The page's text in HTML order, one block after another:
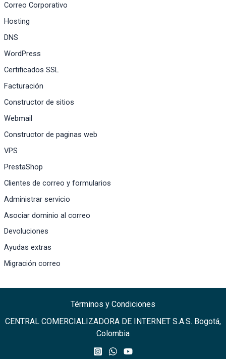
Correo Corporativo
Hosting
DNS
WordPress
Certificados SSL
Facturación
Constructor de sitios
Webmail
Constructor de paginas web
VPS
PrestaShop
Clientes de correo y formularios
Administrar servicio
Asociar dominio al correo
Devoluciones
Ayudas extras
Migración correo
Términos y Condiciones
CENTRAL COMERCIALIZADORA DE INTERNET S.A.S. Bogotá,
Colombia